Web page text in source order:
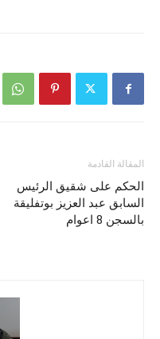
المقالة القادمة
الحكم على شقيق الرئيس
السابق عبد العزيز بوتفليقة
بالسجن 8 اعوام